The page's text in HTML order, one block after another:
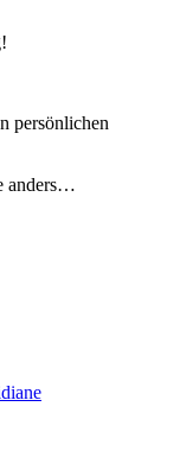
persönlichen
anders…